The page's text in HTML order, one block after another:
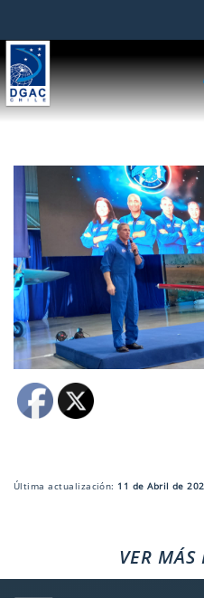
Última actualización: 11 de Abril de
VER